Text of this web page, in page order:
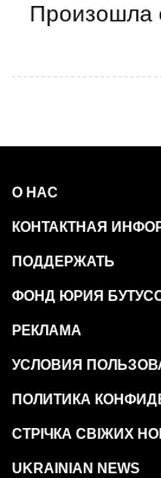
Произошла
О НАС
КОНТАКТНАЯ
ПОДДЕРЖАТЬ
ФОНД ЮРИЯ
РЕКЛАМА
УСЛОВИЯ
ПОЛИТИКА
СТРІЧКА СВІЖИХ
UKRAINIAN NEWS